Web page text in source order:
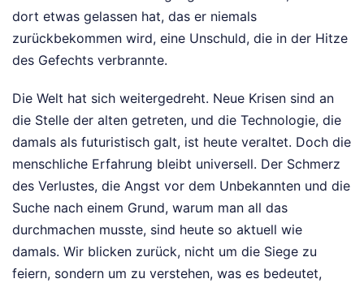
dort etwas gelassen hat, das er niemals
zurückbekommen wird, eine Unschuld, die in der Hitze
des Gefechts verbrannte.
Die Welt hat sich weitergedreht. Neue Krisen sind an
die Stelle der alten getreten, und die Technologie, die
damals als futuristisch galt, ist heute veraltet. Doch die
menschliche Erfahrung bleibt universell. Der Schmerz
des Verlustes, die Angst vor dem Unbekannten und die
Suche nach einem Grund, warum man all das
durchmachen musste, sind heute so aktuell wie
damals. Wir blicken zurück, nicht um die Siege zu
feiern, sondern um zu verstehen, was es bedeutet,